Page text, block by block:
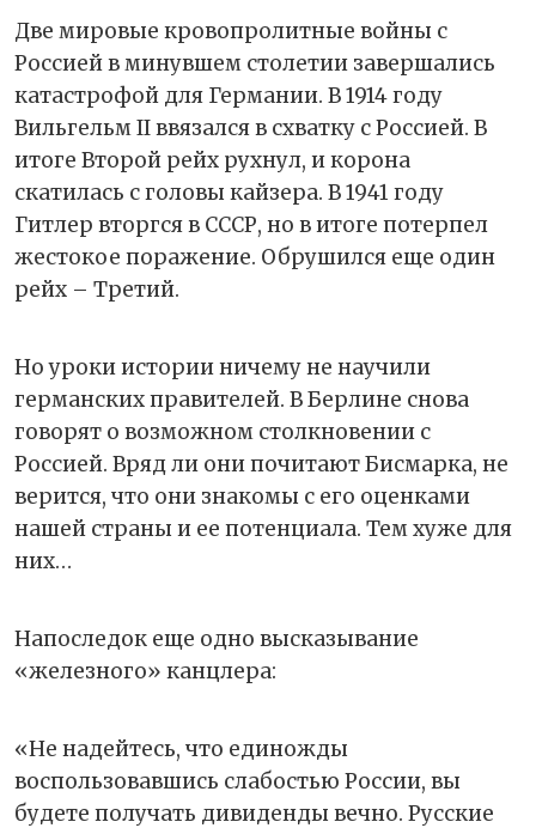
Две мировые кровопролитные войны с
Россией в минувшем столетии завершались
катастрофой для Германии. В 1914 году
Вильгельм II ввязался в схватку с Россией. В
итоге Второй рейх рухнул, и корона
скатилась с головы кайзера. В 1941 году
Гитлер вторгся в СССР, но в итоге потерпел
жестокое поражение. Обрушился еще один
рейх – Третий.
Но уроки истории ничему не научили
германских правителей. В Берлине снова
говорят о возможном столкновении с
Россией. Вряд ли они почитают Бисмарка, не
верится, что они знакомы с его оценками
нашей страны и ее потенциала. Тем хуже для
них…
Напоследок еще одно высказывание
«железного» канцлера:
«Не надейтесь, что единожды
воспользовавшись слабостью России, вы
будете получать дивиденды вечно. Русские